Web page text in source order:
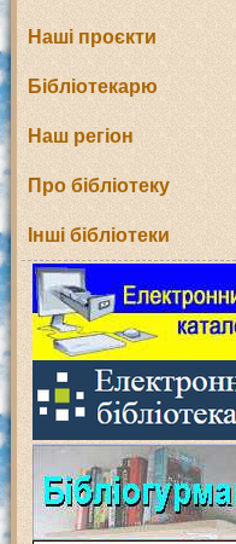
Наші проєкти
Бібліотекарю
Наш регіон
Про бібліотеку
Інші бібліотеки